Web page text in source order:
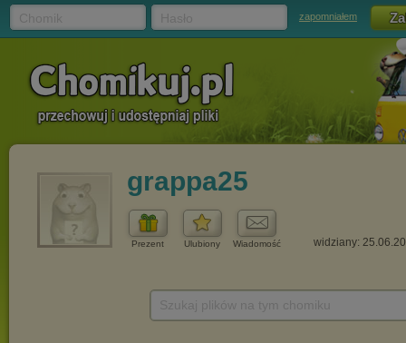
zapomniałem
grappa25
Prezent Ulubiony Wiadomość widziany: